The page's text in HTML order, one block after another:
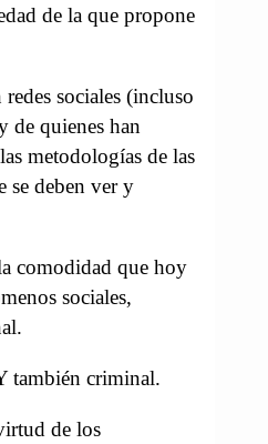
de la que propone
sociales (incluso
de quienes han
metodologías de las
se deben ver y
comodidad que hoy
sociales,
también criminal.
de los